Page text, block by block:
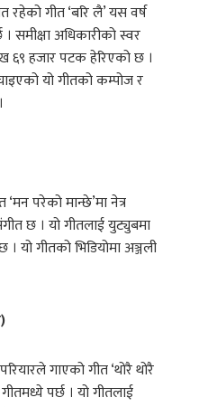
गीत ‘बरि लै’ यस वर्ष
समीक्षा अधिकारीको स्वर
६९ हजार पटक हेरिएको छ ।
यो गीतको कम्पोज र
परेको मान्छे’मा नेत्र
छ । यो गीतलाई युट्युबमा
यो गीतको भिडियोमा अञ्जली
गाएको गीत ‘थोरै थोरै
पर्छ । यो गीतलाई